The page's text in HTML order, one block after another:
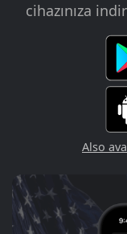
cihazınıza
Also